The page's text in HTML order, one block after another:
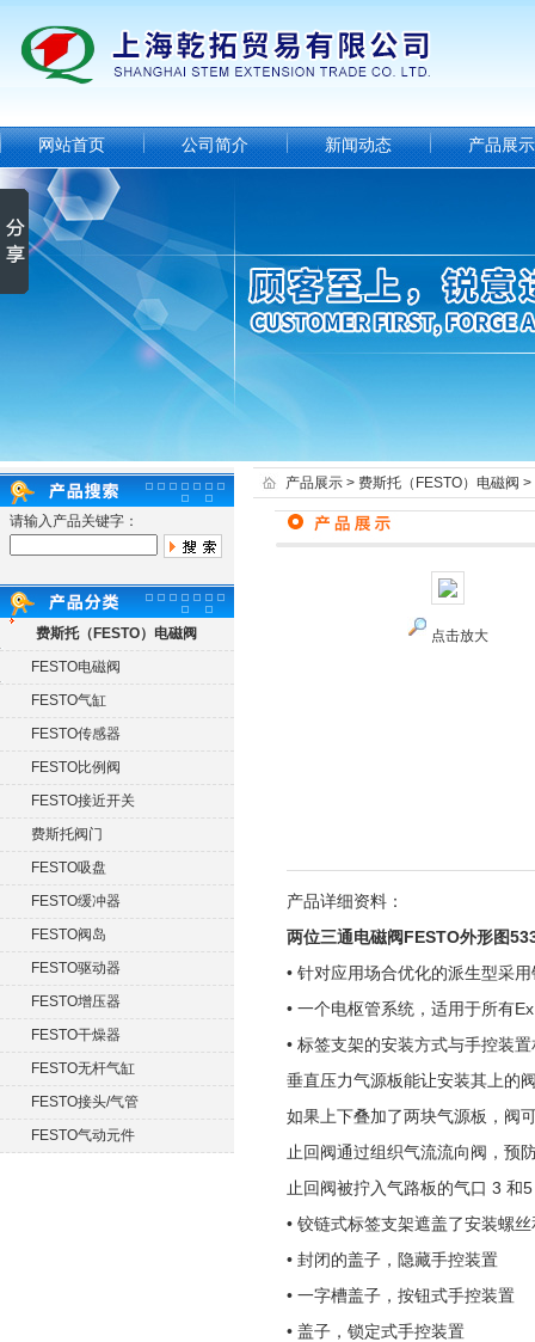
网站首页 公司简介 新闻动态 产品展示
请输入产品关键字：
费斯托（FESTO）电磁阀
FESTO电磁阀
FESTO气缸
FESTO传感器
FESTO比例阀
FESTO接近开关
费斯托阀门
FESTO吸盘
FESTO缓冲器
FESTO阀岛
FESTO驱动器
FESTO增压器
FESTO干燥器
FESTO无杆气缸
FESTO接头/气管
FESTO气动元件
产品展示 > 费斯托（FESTO）电磁阀 >
点击放大
产品详细资料：
两位三通电磁阀FESTO外形图
• 针对应用场合优化的派生型采
• 一个电枢管系统，适用于所有
• 标签支架的安装方式与手控装
垂直压力气源板能让安装其上的
如果上下叠加了两块气源板，阀
止回阀通过组织气流流向阀，预
止回阀被拧入气路板的气口 3 和
• 铰链式标签支架遮盖了安装螺
• 封闭的盖子，隐藏手控装置
• 一字槽盖子，按钮式手控装置
• 盖子，锁定式手控装置